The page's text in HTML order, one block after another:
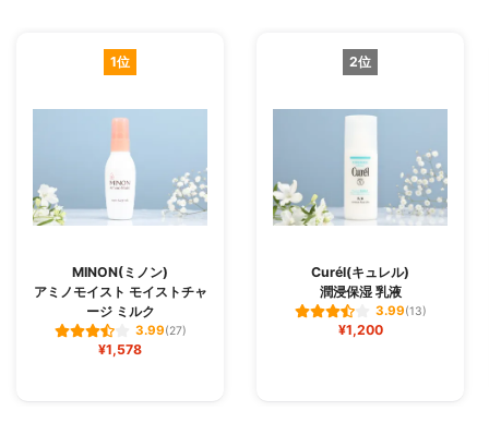
1位
MINON(ミノン)
アミノモイスト モイストチャ
ージ ミルク
3.99(27)
¥1,578
2位
Curél(キュレル)
潤浸保湿 乳液
3.99(13)
¥1,200